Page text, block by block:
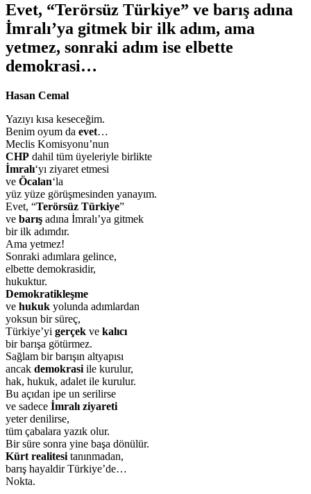
Evet, “Terörsüz Türkiye” ve barış adına
İmralı’ya gitmek bir ilk adım, ama
yetmez, sonraki adım ise elbette
demokrasi…
Hasan Cemal
Yazıyı kısa keseceğim.
Benim oyum da evet…
Meclis Komisyonu’nun
CHP dahil tüm üyeleriyle birlikte
İmralı‘yı ziyaret etmesi
ve Öcalan‘la
yüz yüze görüşmesinden yanayım.
Evet, “Terörsüz Türkiye”
ve barış adına İmralı’ya gitmek
bir ilk adımdır.
Ama yetmez!
Sonraki adımlara gelince,
elbette demokrasidir,
hukuktur.
Demokratikleşme
ve hukuk yolunda adımlardan
yoksun bir süreç,
Türkiye’yi gerçek ve kalıcı
bir barışa götürmez.
Sağlam bir barışın altyapısı
ancak demokrasi ile kurulur,
hak, hukuk, adalet ile kurulur.
Bu açıdan ipe un serilirse
ve sadece İmralı ziyareti
yeter denilirse,
tüm çabalara yazık olur.
Bir süre sonra yine başa dönülür.
Kürt realitesi tanınmadan,
barış hayaldir Türkiye’de…
Nokta.